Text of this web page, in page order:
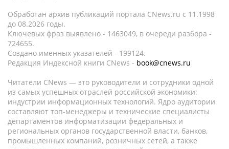
Обработан архив публикаций портала CNews.ru c 11.1998
до 08.2026 годы.
Ключевых фраз выявлено - 1463049, в очереди разбора -
724655.
Создано именных указателей - 199124.
Редакция Индексной книги CNews - book@cnews.ru
Читатели CNews — это руководители и сотрудники одной
из самых успешных отраслей российской экономики:
индустрии информационных технологий. Ядро аудитории
составляют топ-менеджеры и технические специалисты
департаментов информатизации федеральных и
региональных органов государственной власти, банков,
промышленных компаний, розничных сетей, а также